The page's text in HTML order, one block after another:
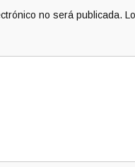
no será publicada.